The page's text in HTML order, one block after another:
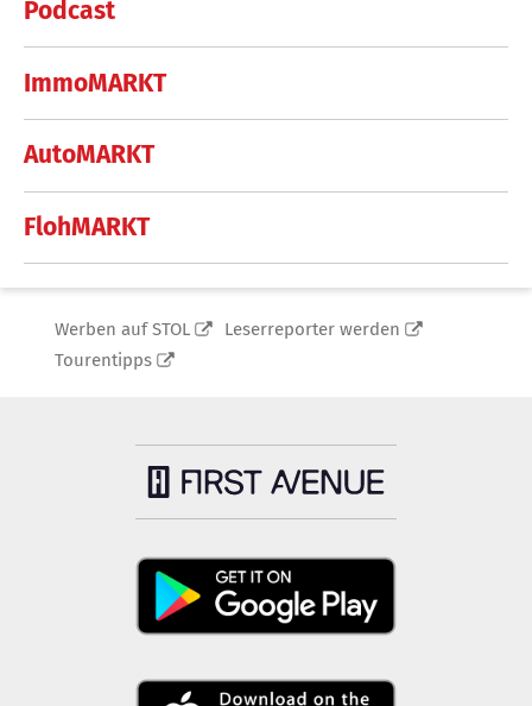
Podcast
ImmoMARKT
AutoMARKT
FlohMARKT
Werben auf STOL
Leserreporter werden
Tourentipps